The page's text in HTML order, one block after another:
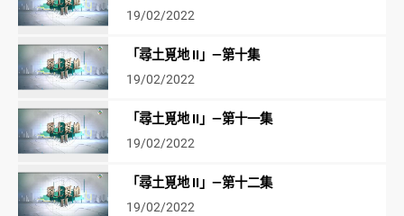
19/02/2022
「尋土覓地 II」—第十集
19/02/2022
「尋土覓地 II」—第十一集
19/02/2022
「尋土覓地 II」—第十二集
19/02/2022